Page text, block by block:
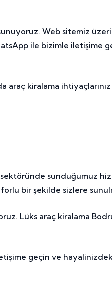
Web sitemiz
ile bizimle iletişime
araç kiralama
sunduğumuz
bir şekilde sizlere
Lüks araç kiralama
geçin ve